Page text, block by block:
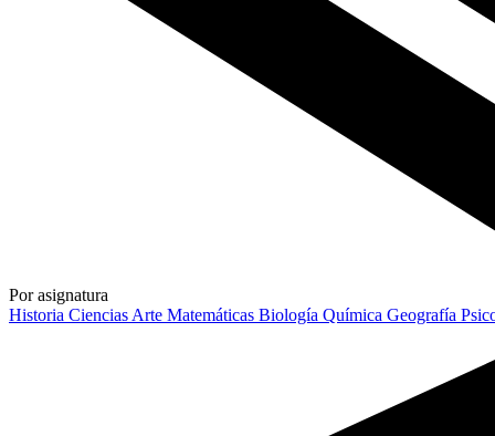
Por asignatura
Historia Ciencias Arte Matemáticas Biología Química Geografía